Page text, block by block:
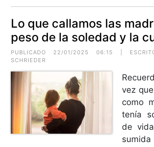
Lo que callamos las
peso de la soledad y la
PUBLICADO 22/01/2025 06:15 |
SCHRIEDER
vez
como
tenía
de